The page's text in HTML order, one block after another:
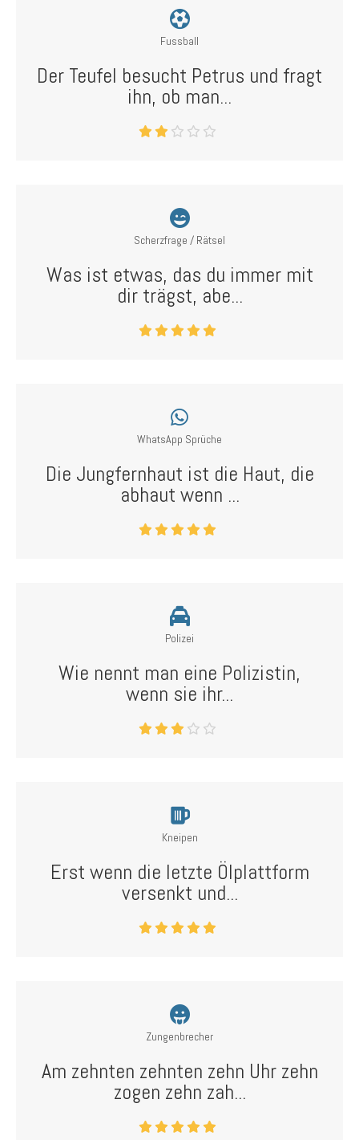
Fussball
Der Teufel besucht Petrus und fragt
ihn, ob man...
Scherzfrage / Rätsel
Was ist etwas, das du immer mit
dir trägst, abe...
WhatsApp Sprüche
Die Jungfernhaut ist die Haut, die
abhaut wenn ...
Polizei
Wie nennt man eine Polizistin,
wenn sie ihr...
Kneipen
Erst wenn die letzte Ölplattform
versenkt und...
Zungenbrecher
Am zehnten zehnten zehn Uhr zehn
zogen zehn zah...